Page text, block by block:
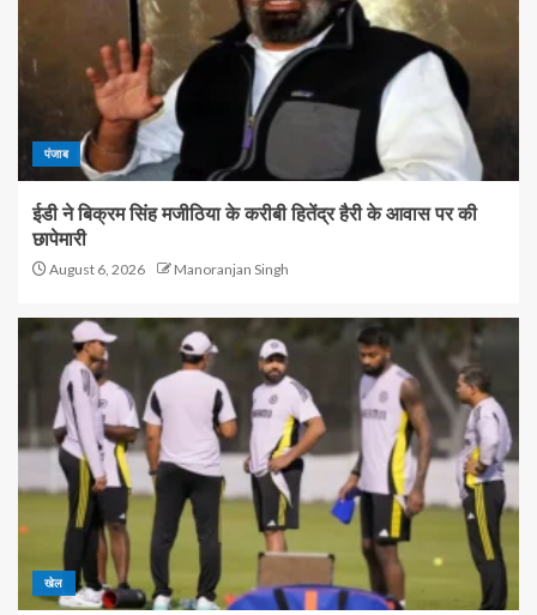
पंजाब
ईडी ने बिक्रम सिंह मजीठिया के करीबी हितेंद्र हैरी के आवास पर की
छापेमारी
August 6, 2026 Manoranjan Singh
खेल